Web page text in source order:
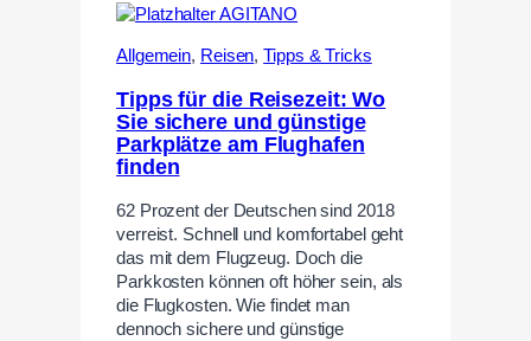
Allgemein, Reisen,Tipps & Tricks
Tipps für die Reisezeit: Wo
Sie sichere und günstige
Parkplätze am Flughafen
finden
62 Prozent der Deutschen sind 2018
verreist. Schnell und komfortabel geht
das mit dem Flugzeug. Doch die
Parkkosten können oft höher sein, als
die Flugkosten. Wie findet man
dennoch sichere und günstige